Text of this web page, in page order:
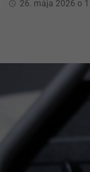
26. mája 2026 o